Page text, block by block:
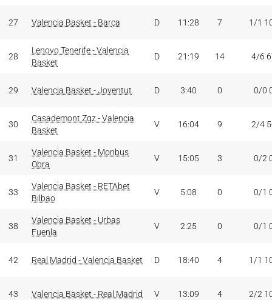
27 Valencia Basket - Barça D 11:28 7 1/1
28
Lenovo Tenerife - Valencia
Basket
D 21:19 14 4/6
29 Valencia Basket - Joventut D 3:40 0 0/0
30
Casademont Zgz - Valencia
Basket
V 16:04 9 2/4
31
Valencia Basket - Monbus
Obra
V 15:05 3 0/2
33
Valencia Basket - RETAbet
Bilbao
V 5:08 0 0/1
38
Valencia Basket - Urbas
Fuenla
V 2:25 0 0/1
42 Real Madrid - Valencia Basket D 18:40 4 1/1
43 Valencia Basket - Real Madrid V 13:09 4 2/2